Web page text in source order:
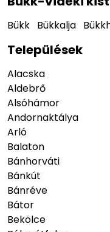
Bükk Bükkalja
Települések
Alacska
Aldebrő
Alsóhámor
Andornaktálya
Arló
Balaton
Bánhorváti
Bánkút
Bánréve
Bátor
Bekölce